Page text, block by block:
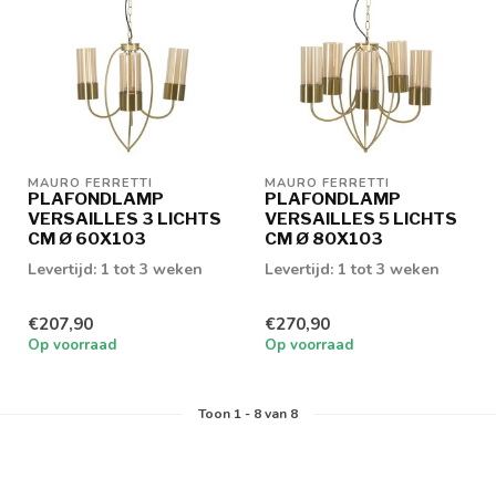
MAURO FERRETTI
PLAFONDLAMP
VERSAILLES 3 LICHTS
CM Ø 60X103
Levertijd: 1 tot 3 weken
€207,90
Op voorraad
MAURO FERRETTI
PLAFONDLAMP
VERSAILLES 5 LICHTS
CM Ø 80X103
Levertijd: 1 tot 3 weken
€270,90
Op voorraad
Toon 1- 8van 8